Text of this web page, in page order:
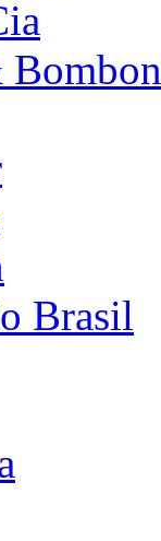
Brasil